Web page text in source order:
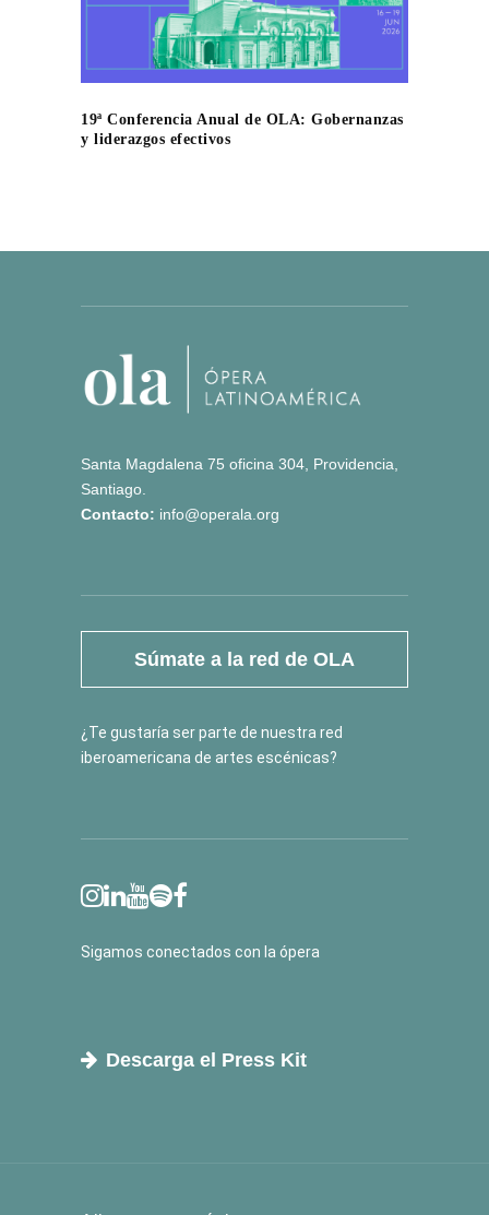
19ª Conferencia Anual de OLA: Gobernanzas
y liderazgos efectivos
Santa Magdalena 75 oficina 304, Providencia,
Santiago.
Contacto: info@operala.org
Súmate a la red de OLA
¿Te gustaría ser parte de nuestra red
iberoamericana de artes escénicas?
Sigamos conectados con la ópera
Descarga el Press Kit